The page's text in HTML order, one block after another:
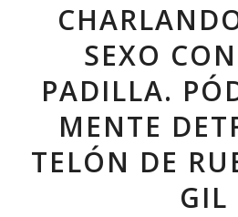
SEXO
PADILLA.
MENTE
TELÓN DE
GIL